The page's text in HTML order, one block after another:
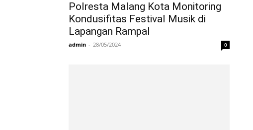
Polresta Malang Kota Monitoring
Kondusifitas Festival Musik di
Lapangan Rampal
admin - 28/05/2024 0